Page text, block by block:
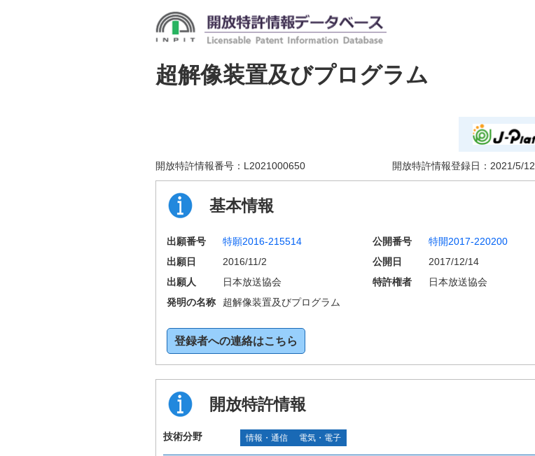
超解像装置及びプログラム
開放特許情報番号： L2021000650 開放特許情報登録日： 2021/5/12
基本情報
出願番号 特願2016-215514 公開番号 特開2017-220200
出願日
2016/11/2 公開日
2017/12/14
出願人
日本放送協会 特許権者 日本放送協会
発明の名称
超解像装置及びプログラム
登録者への連絡はこちら
開放特許情報
技術分野 情報・通信 電気・電子